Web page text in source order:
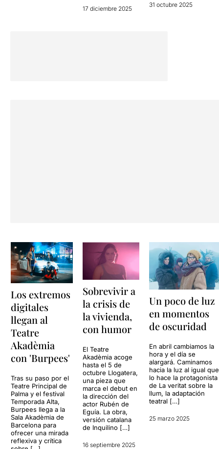
17 diciembre 2025
31 octubre 2025
Los extremos
digitales
llegan al
Teatre
Akadèmia
con 'Burpees'
Tras su paso por el
Teatre Principal de
Palma y el festival
Temporada Alta,
Burpees llega a la
Sala Akadèmia de
Barcelona para
ofrecer una mirada
reflexiva y crítica
Sobrevivir a
la crisis de
la vivienda,
con humor
El Teatre
Akadèmia acoge
hasta el 5 de
octubre Llogatera,
una pieza que
marca el debut en
la dirección del
actor Rubén de
Eguía. La obra,
versión catalana
de Inquilino […]
16 septiembre 2025
Un poco de luz
en momentos
de oscuridad
En abril cambiamos la
hora y el día se
alargará. Caminamos
hacia la luz al igual que
lo hace la protagonista
de La veritat sobre la
llum, la adaptación
teatral […]
25 marzo 2025